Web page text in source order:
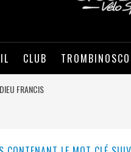
CLUB
FRANCIS